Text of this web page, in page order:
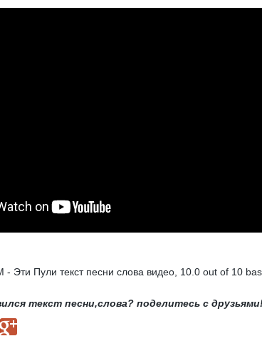
- Эти Пули текст песни слова видео 10.0 out of 10
текст песни,слова? поделитесь с